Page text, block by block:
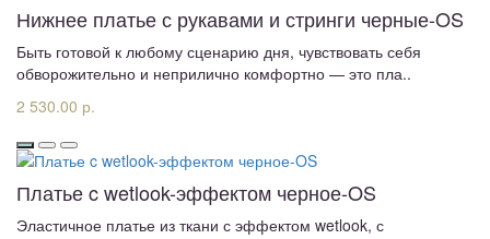
Нижнее платье с рукавами и стринги черные-OS
Быть готовой к любому сценарию дня, чувствовать себя
обворожительно и неприлично комфортно — это пла..
2 530.00 р.
Платье c wetlook-эффектом черное-OS
Эластичное платье из ткани с эффектом wetlook, с